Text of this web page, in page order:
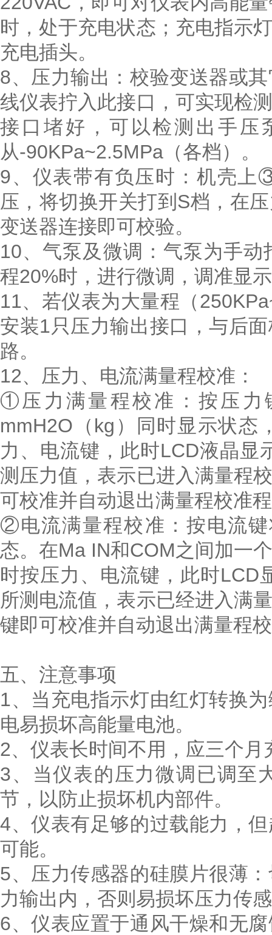
时，处于充电状态；充电指示
充电插头。
8、压力输出：校验变送器或
线仪表拧入此接口，可实现检
接口堵好，可以检测出手压
从-90KPa~2.5MPa（各档）。
9、仪表带有负压时：机壳
压，将切换开关打到S档，在
变送器连接即可校验。
10、气泵及微调：气泵为手
程20%时，进行微调，调准显
11、若仪表为大量程（
安装1只压力输出接口，与后
路。
12、压力、电流满量程校准：
①压力满量程校准：按压力
mmH2O（kg）同时显示状态
力、电流键，此时LCD液晶显
测压力值，表示已进入满量程
可校准并自动退出满量程校准
②电流满量程校准：按电流
态。在Ma IN和COM之间加一
时按压力、电流键，此时LCD
所测电流值，表示已经进入满
键即可校准并自动退出满量程
五、注意事项
1、当充电指示灯由红灯转换
电易损坏高能量电池。
2、仪表长时间不用，应三个月
3、当仪表的压力微调已调至
节，以防止损坏机内部件。
4、仪表有足够的过载能力，
可能。
5、压力传感器的硅膜片很薄
力输出内，否则易损坏压力传
6、仪表应置于通风干燥和无